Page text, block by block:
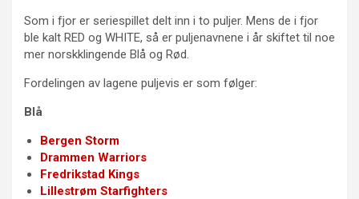
Som i fjor er seriespillet delt inn i to puljer. Mens de i fjor
ble kalt RED og WHITE, så er puljenavnene i år skiftet til noe
mer norskklingende Blå og Rød.
Fordelingen av lagene puljevis er som følger:
Blå
Bergen Storm
Drammen Warriors
Fredrikstad Kings
Lillestrøm Starfighters